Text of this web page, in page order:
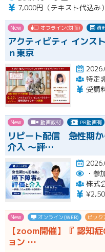
7,000円（テキスト代込み）
New オフライン(対面) 資
アクティビティ インス
ｎ東京
受講
New 動画教材 PR動画有
リピート配信 急性期か
介入 〜評…
株式
New オンライン(WEB) ピック
【zoom開催】『 認知
ョン …